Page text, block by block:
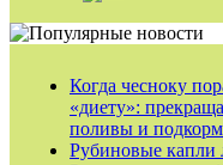
Когда чесноку
«диету»:
поливы и
Рубиновые капли